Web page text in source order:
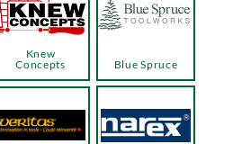
Knew
Concepts
Blue Spruce